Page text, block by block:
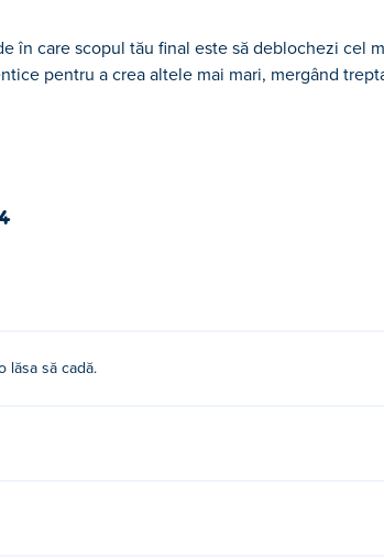
în care scopul tău final este să deblochezi cel
pentru a crea altele mai mari, mergând
cel mai drăguț capibara! Începeți prin a
piatră și îmbină drumul către victorie. Poți
lăsa să cadă.